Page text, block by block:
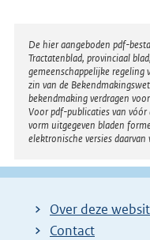
Disclaimer
De hier aangeboden pdf-
Tractatenblad, provinciaal
gemeenschappelijke
zin van de
bekendmaking verdragen
Voor pdf-publicaties van
vorm uitgegeven bladen
elektronische versies
Over deze
Contact